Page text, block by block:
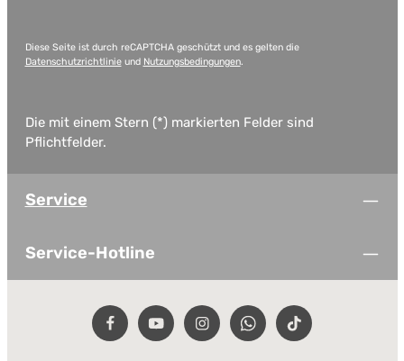
Diese Seite ist durch reCAPTCHA geschützt und es gelten die
Datenschutzrichtlinieund Nutzungsbedingungen.
Die mit einem Stern (*) markierten Felder sind
Pflichtfelder.
Service
Service-Hotline